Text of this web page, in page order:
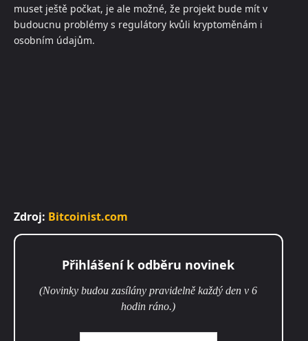
muset ještě počkat, je ale možné, že projekt bude mít v
budoucnu problémy s regulátory kvůli kryptoměnám i
osobním údajům.
Zdroj: Bitcoinist.com
Přihlášení k odběru novinek
(Novinky budou zasílány pravidelně každý den v 6
hodin ráno.)